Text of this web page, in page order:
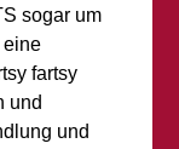
sogar um
eine
fartsy
und
und